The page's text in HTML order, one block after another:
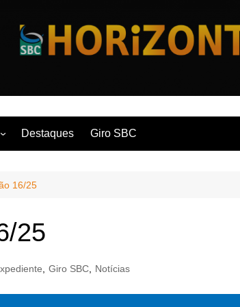
Horizontes
Destaques Giro SBC
16/25
25
Giro SBC Notícias